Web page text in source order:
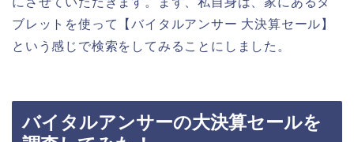
ブレットを使って【バイタルアンサー 大決算セール】
という感じで検索をしてみることにしました。
バイタルアンサーの大決算セールを